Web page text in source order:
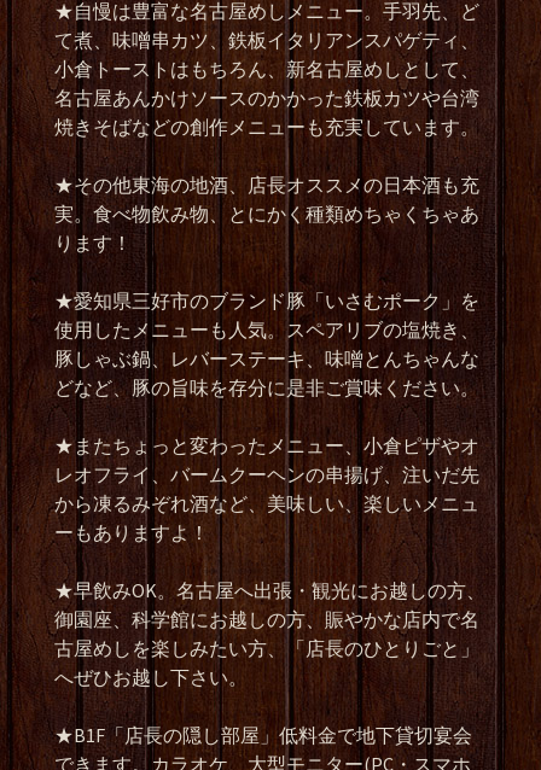
★自慢は豊富な名古屋めしメニュー。手羽先、ど
て煮、味噌串カツ、鉄板イタリアンスパゲティ、
小倉トーストはもちろん、新名古屋めしとして、
名古屋あんかけソースのかかった鉄板カツや台湾
焼きそばなどの創作メニューも充実しています。
★その他東海の地酒、店長オススメの日本酒も充
実。食べ物飲み物、とにかく種類めちゃくちゃあ
ります！
★愛知県三好市のブランド豚「いさむポーク」を
使用したメニューも人気。スペアリブの塩焼き、
豚しゃぶ鍋、レバーステーキ、味噌とんちゃんな
どなど、豚の旨味を存分に是非ご賞味ください。
★ またちょっと変わったメニュー、小倉ピザやオ
レオフライ、バームクーヘンの串揚げ、注いだ先
から凍るみぞれ酒など、美味しい、楽しいメニュ
ーもありますよ！
★早飲みOK。名古屋へ出張・観光にお越しの方、
御園座、科学館にお越しの方、賑やかな店内で名
古屋めしを楽しみたい方、「店長のひとりごと」
へぜひお越し下さい。
★B1F「店長の隠し部屋」低料金で地下貸切宴会
できます。カラオケ、大型モニター(PC・スマホ